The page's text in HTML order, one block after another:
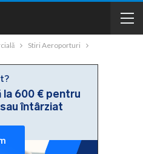
Stiri Aeroporturi